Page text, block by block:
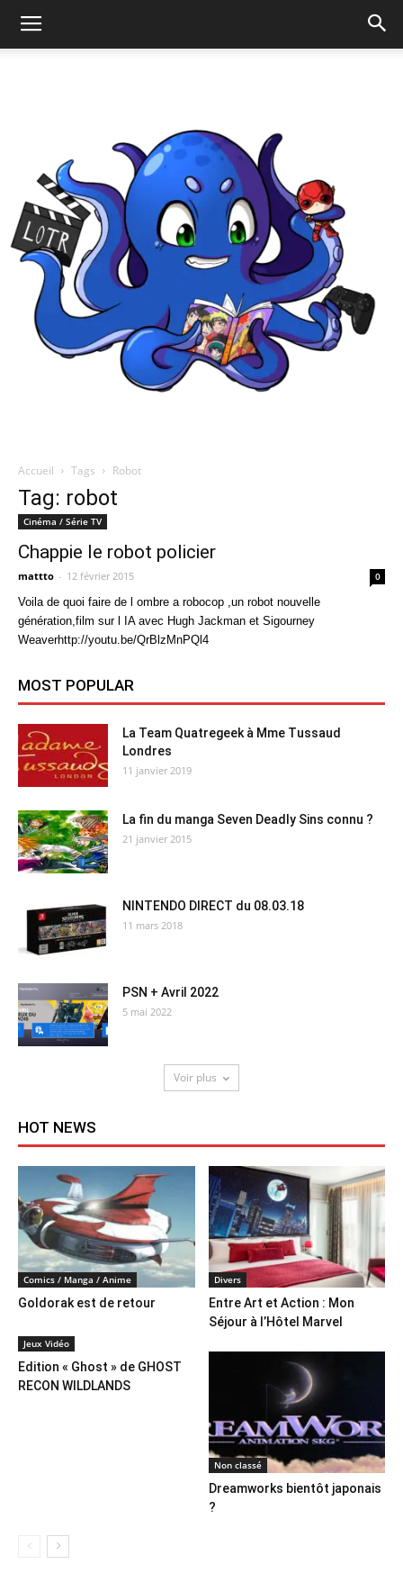
Accueil Tags Robot
Tag: robot
Cinéma / Série TV
Chappie le robot policier
mattto - 12 février 2015 0
Voila de quoi faire de l ombre a robocop ,un robot nouvelle
génération,film sur l IA avec Hugh Jackman et Sigourney
Weaverhttp://youtu.be/QrBlzMnPQl4
MOST POPULAR
La Team Quatregeek à Mme Tussaud
Londres
11 janvier 2019
La fin du manga Seven Deadly Sins connu ?
21 janvier 2015
NINTENDO DIRECT du 08.03.18
11 mars 2018
PSN + Avril 2022
5 mai 2022
Voir plus
HOT NEWS
Comics / Manga / Anime
Goldorak est de retour
Divers
Entre Art et Action : Mon
Séjour à l’Hôtel Marvel
Jeux Vidéo
Edition « Ghost » de GHOST
RECON WILDLANDS
Non classé
Dreamworks bientôt japonais
?